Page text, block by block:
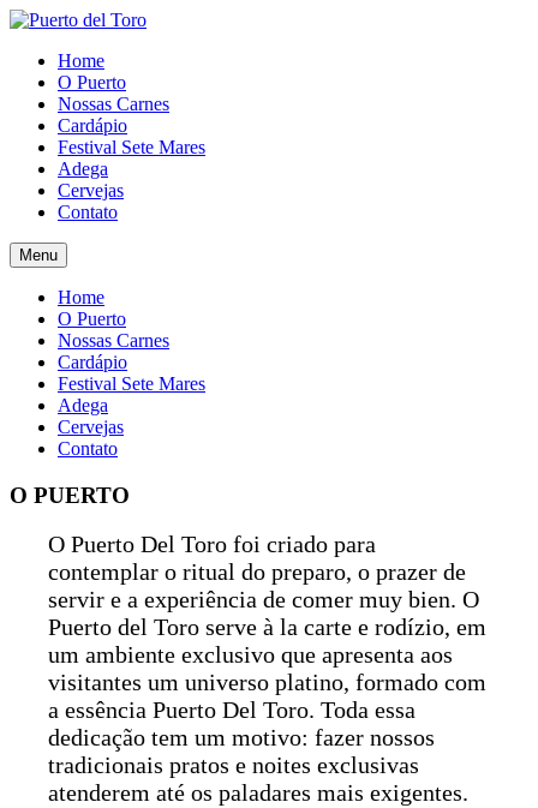
Home
O Puerto
Nossas Carnes
Cardápio
Festival Sete Mares
Adega
Cervejas
Contato
Menu
Home
O Puerto
Nossas Carnes
Cardápio
Festival Sete Mares
Adega
Cervejas
Contato
O PUERTO
O Puerto Del Toro foi criado para
contemplar o ritual do preparo, o prazer de
servir e a experiência de comer muy bien. O
Puerto del Toro serve à la carte e rodízio, em
um ambiente exclusivo que apresenta aos
visitantes um universo platino, formado com
a essência Puerto Del Toro. Toda essa
dedicação tem um motivo: fazer nossos
tradicionais pratos e noites exclusivas
atenderem até os paladares mais exigentes.